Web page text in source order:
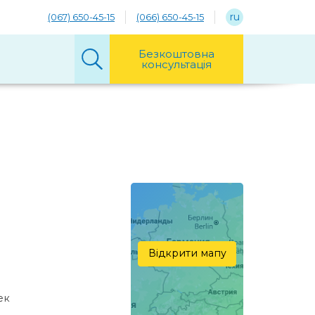
(067) 650-45-15 (066) 650-45-15 ru
Безкоштовна
консультація
Відкрити мапу